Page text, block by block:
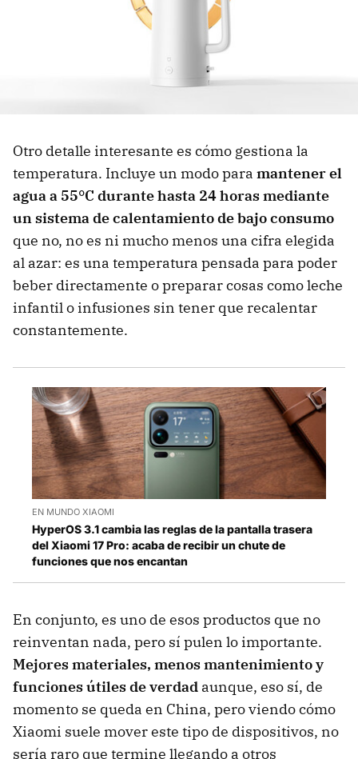
Otro detalle interesante es cómo gestiona la
temperatura. Incluye un modo para mantener el
agua a 55°C durante hasta 24 horas mediante
un sistema de calentamiento de bajo consumo
que no, no es ni mucho menos una cifra elegida
al azar: es una temperatura pensada para poder
beber directamente o preparar cosas como leche
infantil o infusiones sin tener que recalentar
constantemente.
EN MUNDO XIAOMI
HyperOS 3.1 cambia las reglas de la pantalla trasera
del Xiaomi 17 Pro: acaba de recibir un chute de
funciones que nos encantan
En conjunto, es uno de esos productos que no
reinventan nada, pero sí pulen lo importante.
Mejores materiales, menos mantenimiento y
funciones útiles de verdad aunque, eso sí, de
momento se queda en China, pero viendo cómo
Xiaomi suele mover este tipo de dispositivos, no
sería raro que termine llegando a otros